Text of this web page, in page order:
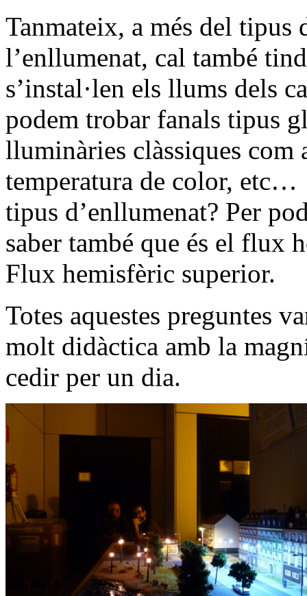
Tanmateix, a més del tipus
l’enllumenat, cal també
s’instal·len els llums dels
podem trobar fanals tipus
lluminàries clàssiques com
temperatura de color, etc…
tipus d’enllumenat? Per
saber també que és el flux
Flux hemisfèric superior.
Totes aquestes preguntes
molt didàctica amb la
cedir per un dia.